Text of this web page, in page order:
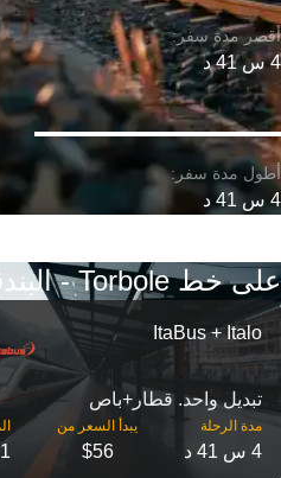
4 س 41 د
4 س 41 د
على خط Torbole - البندقية
ItaBus + Italo
تبديل واحد. قطار+باص
مدة الرحلة
4 س 41 د $56
1